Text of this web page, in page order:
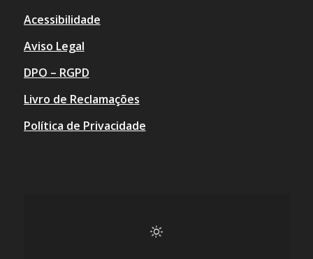
Acessibilidade
Aviso Legal
DPO – RGPD
Livro de Reclamações
Política de Privacidade